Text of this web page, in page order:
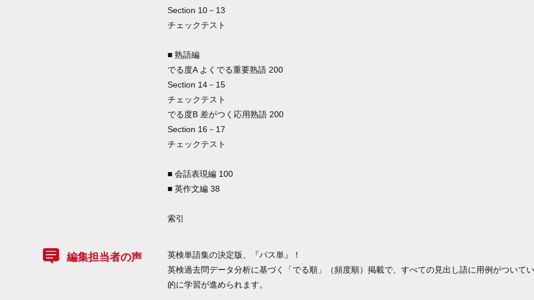
Section 10－13
チェックテスト
■ 熟語編
でる度A よくでる重要熟語 200
Section 14－15
チェックテスト
でる度B 差がつく応用熟語 200
Section 16－17
チェックテスト
■ 会話表現編 100
■ 英作文編 38
索引
編集担当者の声
英検単語集の決定版、『パス単』！
英検過去問データ分析に基づく「でる順」（頻度順）掲載で、すべての見出し語に用例がついて
的に学習が進められます。